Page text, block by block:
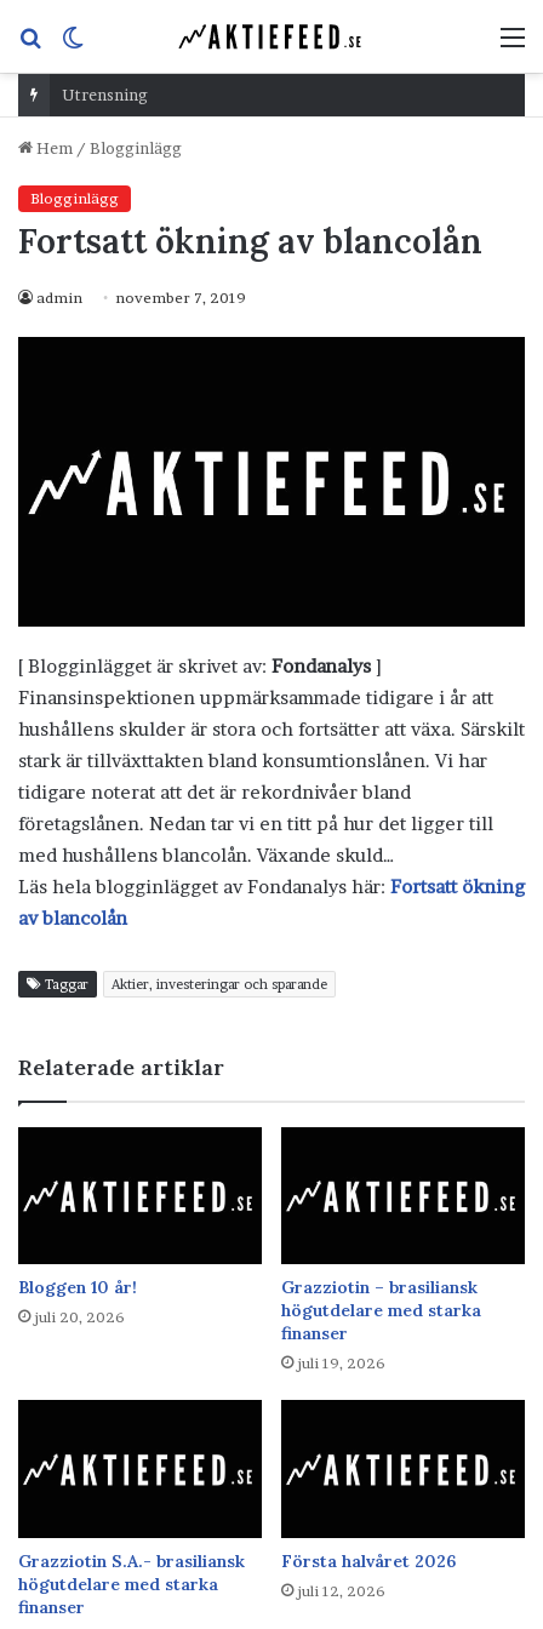
Sök
efterskin
Utrensning
Hem / Blogginlägg
Blogginlägg
Fortsatt ökning av blancolån
admin november 7, 2019
[ Blogginlägget är skrivet av: Fondanalys ]
Finansinspektionen uppmärksammade tidigare i år att
hushållens skulder är stora och fortsätter att växa. Särskilt
stark är tillväxttakten bland konsumtionslånen. Vi har
tidigare noterat att det är rekordnivåer bland
företagslånen. Nedan tar vi en titt på hur det ligger till
med hushållens blancolån. Växande skuld…
Läs hela blogginlägget av Fondanalys här: Fortsatt ökning
av blancolån
Taggar Aktier, investeringar och sparande
Relaterade artiklar
Bloggen 10 år!
juli 20, 2026
Grazziotin – brasiliansk
högutdelare med starka
finanser
juli 19, 2026
Grazziotin S.A.- brasiliansk
högutdelare med starka
finanser
Första halvåret 2026
juli 12, 2026